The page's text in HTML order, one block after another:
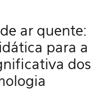
ar quente:
para a
dos